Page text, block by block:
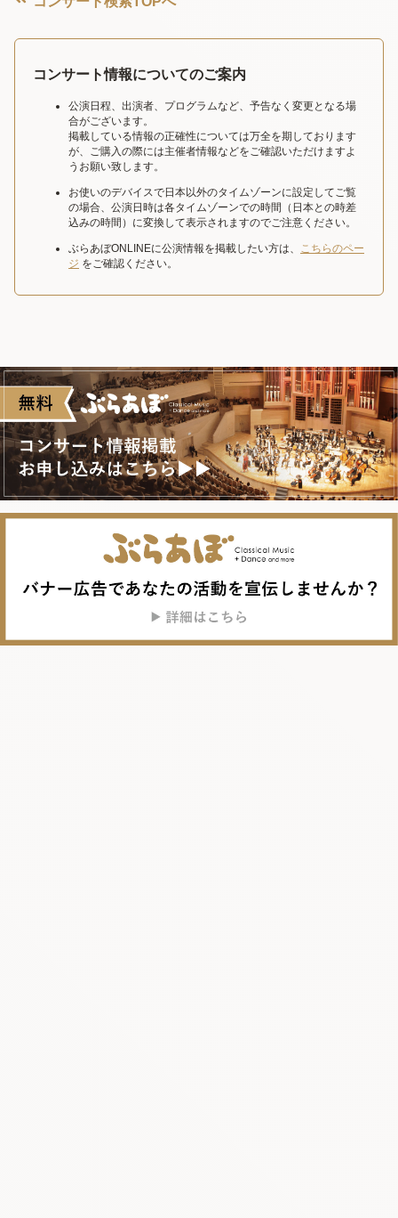
コンサート情報についてのご案内
公演日程、出演者、プログラムなど、予告なく変更となる場
合がございます。
掲載している情報の正確性については万全を期しております
が、ご購入の際には主催者情報などをご確認いただけますよ
うお願い致します。
お使いのデバイスで日本以外のタイムゾーンに設定してご覧
の場合、公演日時は各タイムゾーンでの時間（日本との時差
込みの時間）に変換して表示されますのでご注意ください。
ぶらあぼONLINEに公演情報を掲載したい方は、 こちらのペー
ジ をご確認ください。